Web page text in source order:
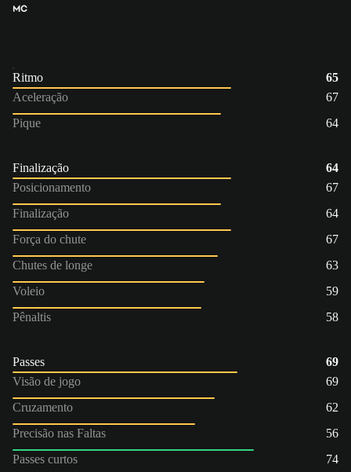
MC
Ritmo
65
Aceleração
67
Pique
64
Finalização
64
Posicionamento
67
Finalização
64
Força do chute
67
Chutes de longe
63
Voleio
59
Pênaltis
58
Passes
69
Visão de jogo
69
Cruzamento
62
Precisão nas Faltas
56
Passes curtos
74